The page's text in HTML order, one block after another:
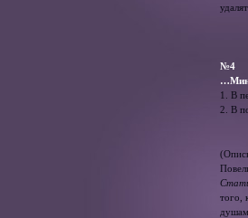
№4
1. В
2. В
того,